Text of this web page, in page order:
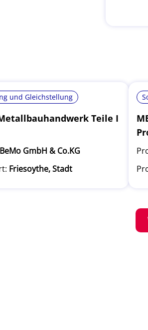
und Gleichstellung
Teile I
BeMo GmbH & Co.KG
Friesoythe, Stadt